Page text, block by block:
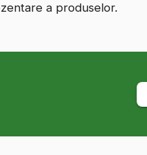
a produselor.